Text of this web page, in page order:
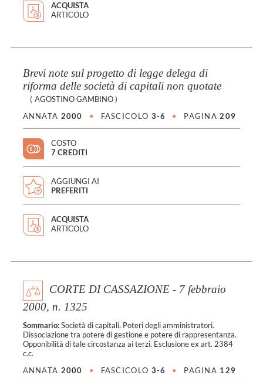
ACQUISTA
ARTICOLO
Brevi note sul progetto di legge delega di
riforma delle società di capitali non quotate
( AGOSTINO GAMBINO )
ANNATA 2000 • FASCICOLO 3-6 • PAGINA209
COSTO
7 CREDITI
AGGIUNGI AI
PREFERITI
ACQUISTA
ARTICOLO
CORTE DI CASSAZIONE - 7 febbraio
2000, n. 1325
Sommario:Società di capitali. Poteri degli amministratori.
Dissociazione tra potere di gestione e potere di rappresentanza.
Opponibilità di tale circostanza ai terzi. Esclusione ex art. 2384
c.c.
ANNATA 2000 • FASCICOLO 3-6 • PAGINA 129